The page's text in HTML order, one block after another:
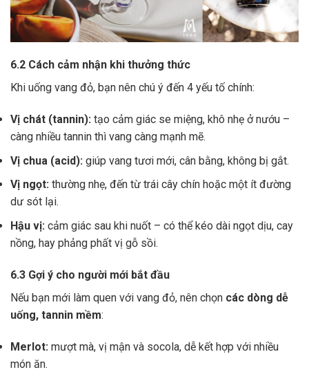
6.2 Cách cảm nhận khi thưởng thức
Khi uống vang đỏ, bạn nên chú ý đến 4 yếu tố chính:
Vị chát (tannin): tạo cảm giác se miệng, khô nhẹ ở nướu –
càng nhiều tannin thì vang càng mạnh mẽ.
Vị chua (acid): giúp vang tươi mới, cân bằng, không bị gắt.
Vị ngọt: thường nhẹ, đến từ trái cây chín hoặc một ít đường
dư sót lại.
Hậu vị: cảm giác sau khi nuốt – có thể kéo dài ngọt dịu, cay
nồng, hay phảng phất vị gỗ sồi.
6.3 Gợi ý cho người mới bắt đầu
Nếu bạn mới làm quen với vang đỏ, nên chọn các dòng dễ
uống, tannin mềm:
Merlot: mượt mà, vị mận và socola, dễ kết hợp với nhiều
món ăn.